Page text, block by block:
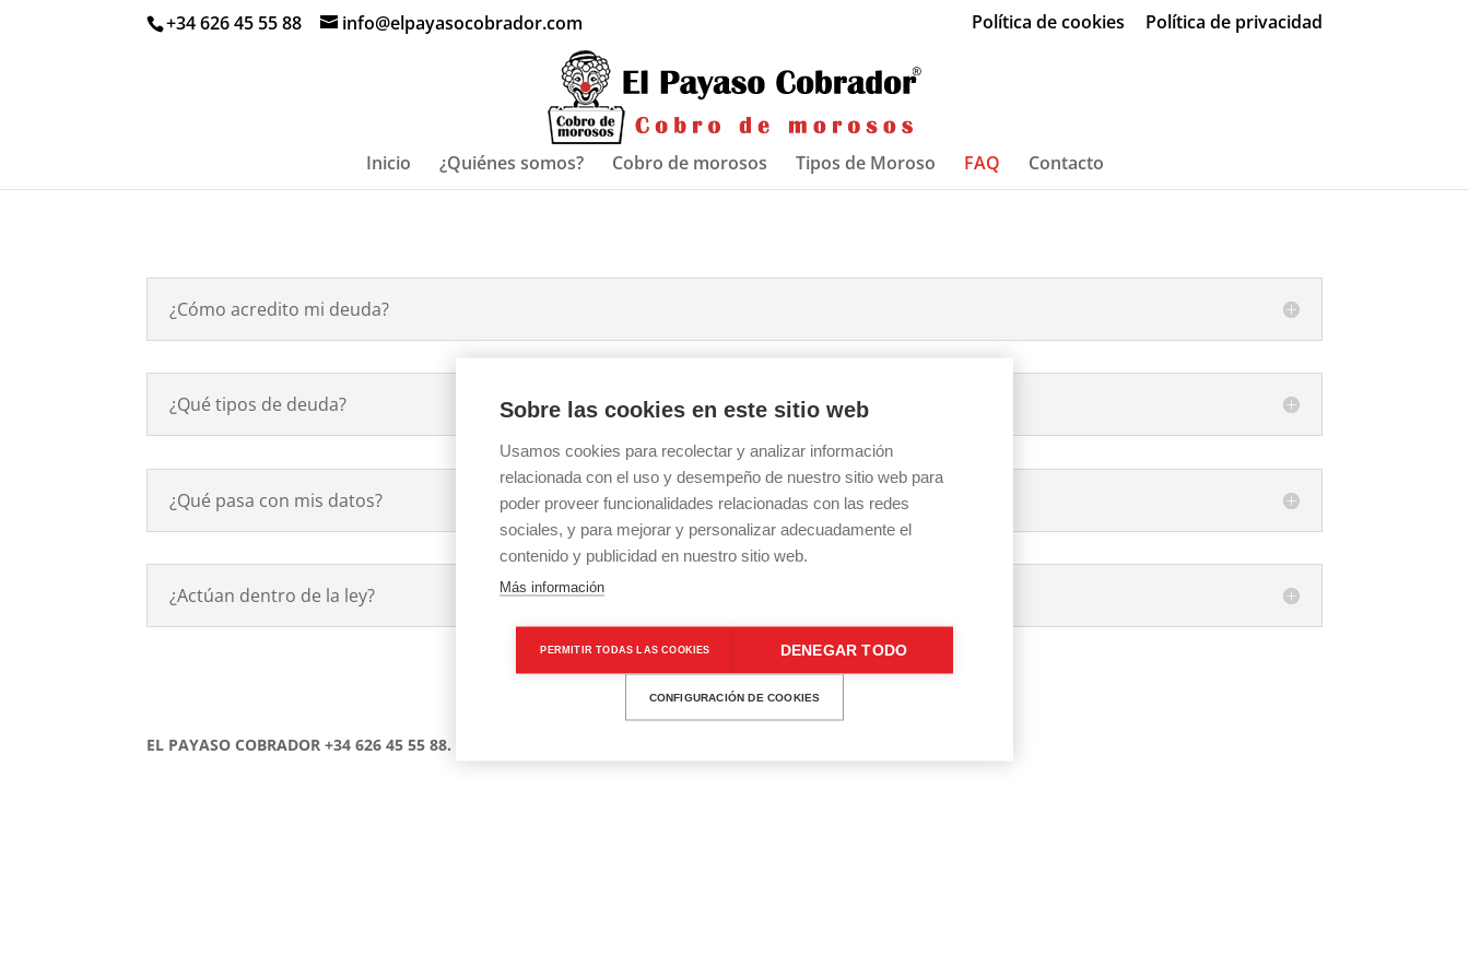
+34 626 45 55 88 info@elpayasocobrador.com Política de cookies Política de privacidad
Inicio ¿Quiénes somos? Cobro de morosos Tipos de Moroso FAQ Contacto
¿Cómo acredito mi deuda?
¿Qué tipos de deuda?
¿Qué pasa con mis datos?
¿Actúan dentro de la ley?
EL PAYASO COBRADOR +34 626 45 55 88. info@elpayasocobrador.com
Sobre las cookies en este sitio web
Usamos cookies para recolectar y analizar información
relacionada con el uso y desempeño de nuestro sitio web para
poder proveer funcionalidades relacionadas con las redes
sociales, y para mejorar y personalizar adecuadamente el
contenido y publicidad en nuestro sitio web.
Más información
PERMITIR TODAS LAS COOKIES DENEGAR TODO
CONFIGURACIÓN DE COOKIES